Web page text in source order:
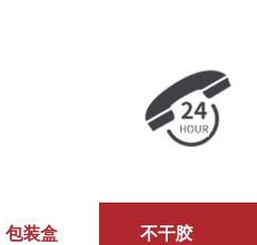
包装盒 不干胶